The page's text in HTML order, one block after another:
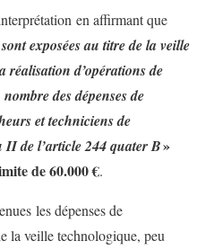
en affirmant que
exposées au titre de la veille
d’opérations de
des dépenses de
et techniciens de
de l’article 244 quater B»
de 60.000 €.
les dépenses de
la veille technologique, peu